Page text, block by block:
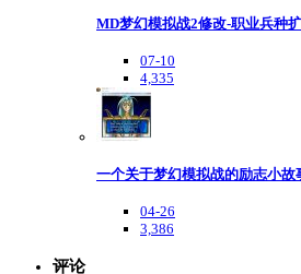
MD梦幻模拟战2修改-职业兵种
07-10
4,335
一个关于梦幻模拟战的励志小故
04-26
3,386
评论